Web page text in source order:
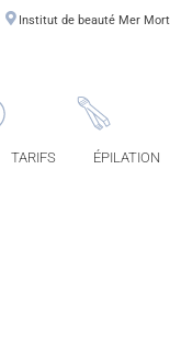
Institut de beauté Mer
TARIFS ÉPILATION